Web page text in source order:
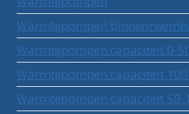
Warmtepompen
Warmtepompen capaciteit 0-
Warmtepompen capaciteit
Warmtepompen capaciteit 50-